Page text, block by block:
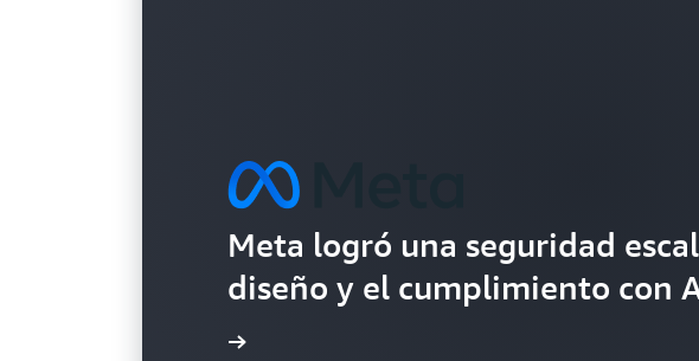
Meta logró una seguridad
diseño y el cumplimiento con